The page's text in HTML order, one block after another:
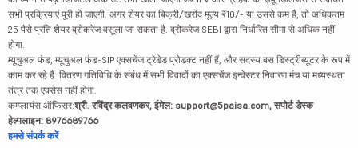
सभी प्रक्रियाएं पूरी हो जाएंगी. अगर शेयर का बिक्री/खरीद मूल्य ₹10/- या उससे कम है, तो अधिकतम
25 पैसे प्रति शेयर ब्रोकरेज वसूला जा सकता है. ब्रोकरेज SEBI द्वारा निर्धारित सीमा से अधिक नहीं
होगा.
म्यूचुअल फंड, म्यूचुअल फंड-SIP एक्सचेंज ट्रेडेड प्रोडक्ट नहीं हैं, और सदस्य बस डिस्ट्रीब्यूटर के रूप में
काम कर रहे हैं. वितरण गतिविधि के संबंध में सभी विवादों का एक्सचेंज इन्वेस्टर निवारण मंच या मध्यस्थता
तंत्र तक एक्सेस नहीं होगा.
कम्प्लायंस ऑफिसर:श्री. रविंद्र कलवणकर, ईमेल: support@5paisa.com, सपोर्ट डेस्क
हेल्पलाइन: 8976689766
हमसे संपर्क करें